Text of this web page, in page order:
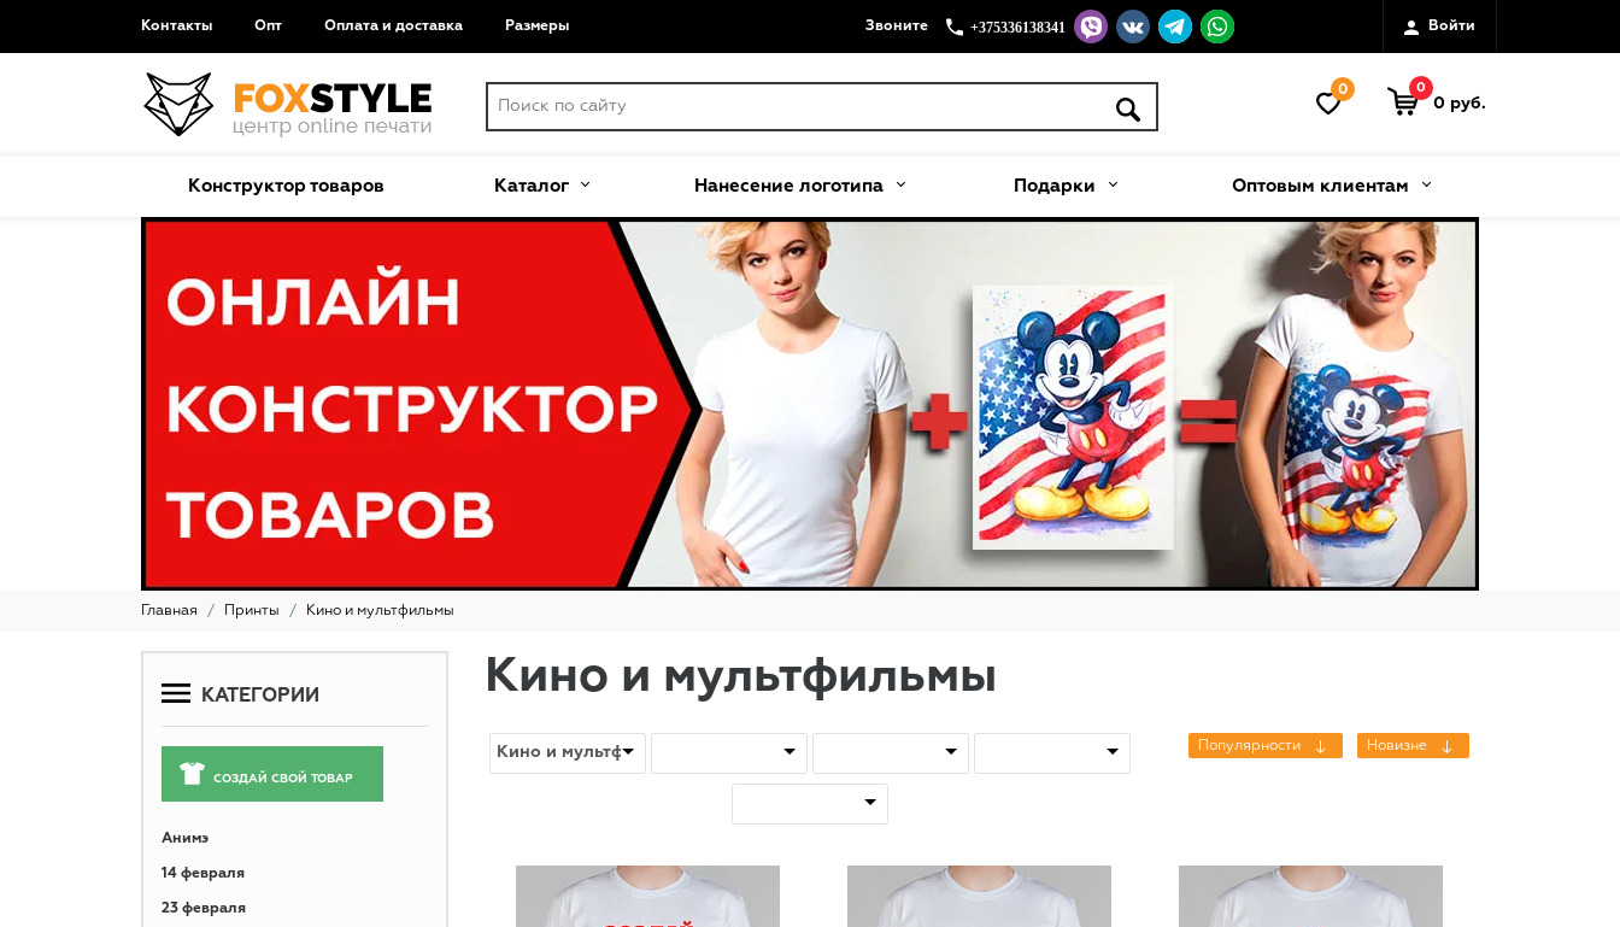
Контакты Опт Оплата и доставка Размеры Звоните +375336138341 Войти
0 0
0 руб.
Конструктор товаров Каталог Нанесение логотипа Подарки Оптовым клиентам
Главная Принты Кино и мультфильмы
КАТЕГОРИИ
СОЗДАЙ СВОЙ ТОВАР
Анимэ
14 февраля
23 февраля
Кино и мультфильмы
Популярности Новизне